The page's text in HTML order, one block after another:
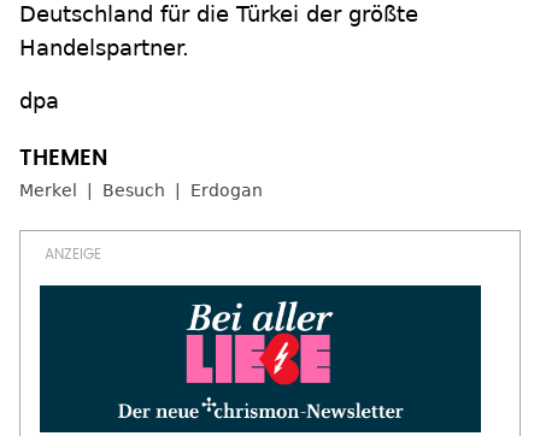
Deutschland für die Türkei der größte
Handelspartner.
dpa
Merkel Besuch Erdogan